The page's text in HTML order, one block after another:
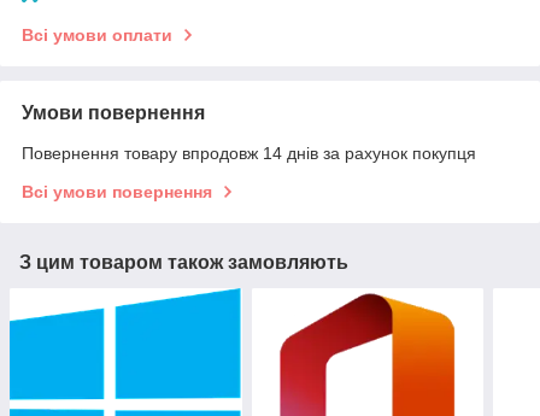
Всі умови оплати
Умови повернення
Повернення товару впродовж 14 днів за рахунок покупця
Всі умови повернення
З цим товаром також замовляють